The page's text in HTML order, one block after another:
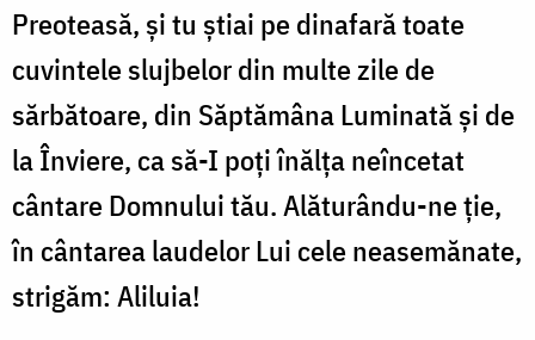
Preoteasă, și tu știai pe dinafară toate
cuvintele slujbelor din multe zile de
sărbătoare, din Săptămâna Luminată și de
la Înviere, ca să-I poți înălța neîncetat
cântare Domnului tău. Alăturându-ne ție,
în cântarea laudelor Lui cele neasemănate,
strigăm: Aliluia!